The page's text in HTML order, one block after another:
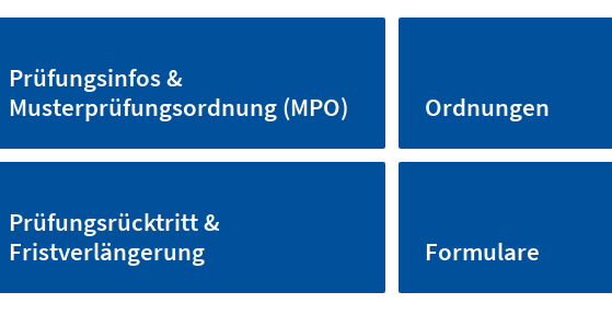
Prüfungsinfos &
Musterprüfungsordnung (MPO)
Ordnungen
Prüfungsrücktritt &
Fristverlängerung
Formulare